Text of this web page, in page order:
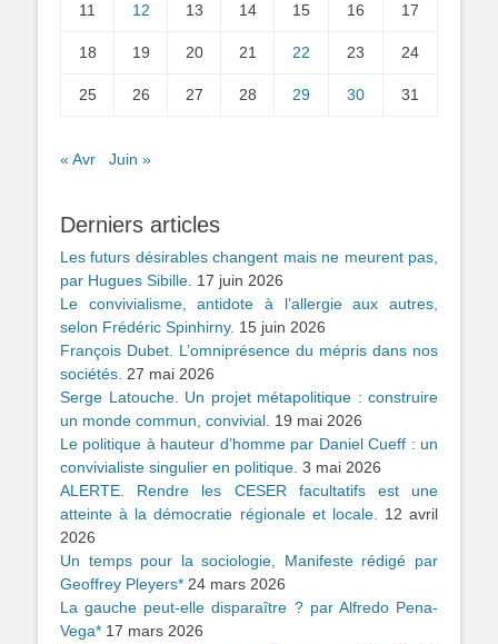
11 12 13 14 15 16 17
18 19 20 21 22 23 24
25 26 27 28 29 30 31
« Avr Juin »
Derniers articles
Les futurs désirables changent mais ne meurent pas,
par Hugues Sibille. 17 juin 2026
Le convivialisme, antidote à l’allergie aux autres,
selon Frédéric Spinhirny. 15 juin 2026
François Dubet. L’omniprésence du mépris dans nos
sociétés. 27 mai 2026
Serge Latouche. Un projet métapolitique : construire
un monde commun, convivial. 19 mai 2026
Le politique à hauteur d’homme par Daniel Cueff : un
convivialiste singulier en politique. 3 mai 2026
ALERTE. Rendre les CESER facultatifs est une
atteinte à la démocratie régionale et locale. 12 avril
2026
Un temps pour la sociologie, Manifeste rédigé par
Geoffrey Pleyers* 24 mars 2026
La gauche peut-elle disparaître ? par Alfredo Pena-
Vega* 17 mars 2026